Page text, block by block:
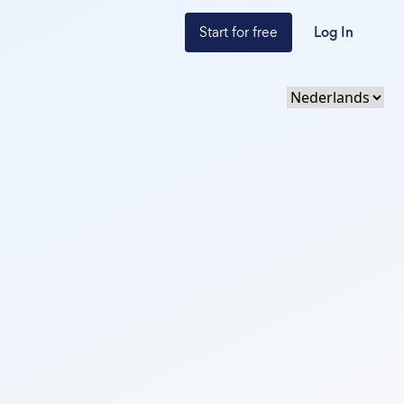
Start for free Log In